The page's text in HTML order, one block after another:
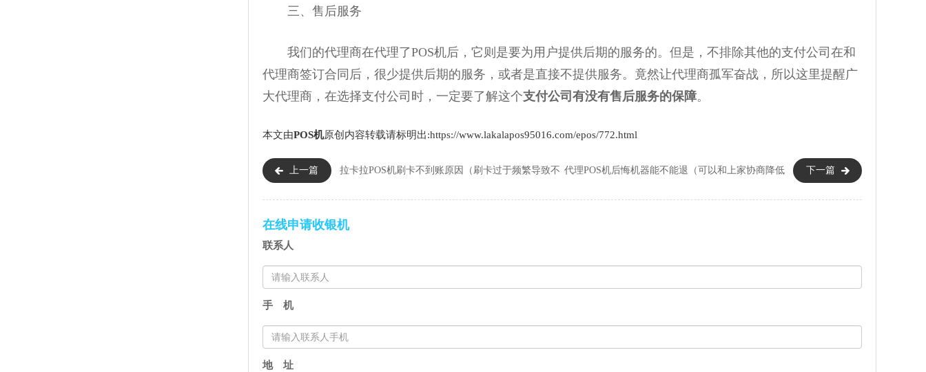
三、售后服务
我们的代理商在代理了POS机后，它则是要为用户提供后期的服务的。但是，不排除其他的支付公司在和
代理商签订合同后，很少提供后期的服务，或者是直接不提供服务。竟然让代理商孤军奋战，所以这里提醒广
大代理商，在选择支付公司时，一定要了解这个支付公司有没有售后服务的保障。
本文由POS机原创内容转载请标明出:https://www.lakalapos95016.com/epos/772.html
上一篇 拉卡拉POS机刷卡不到账原因（刷卡过于频繁导致不 下一篇
代理POS机后悔机器能不能退（可以和上家协商降低
在线申请收银机
联系人
手 机
地 址